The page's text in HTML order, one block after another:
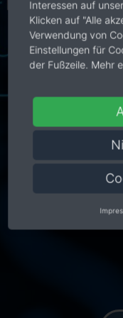
Interessen auf
Klicken auf "Alle
Verwendung von
Einstellungen für
der Fußzeile. Mehr